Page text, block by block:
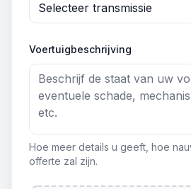
Selecteer transmissie
Voertuigbeschrijving
Hoe meer details u geeft, hoe
offerte zal zijn.